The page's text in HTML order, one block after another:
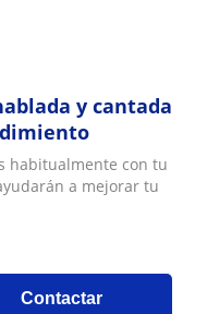
y cantada
habitualmente con tu
a mejorar tu
Contactar